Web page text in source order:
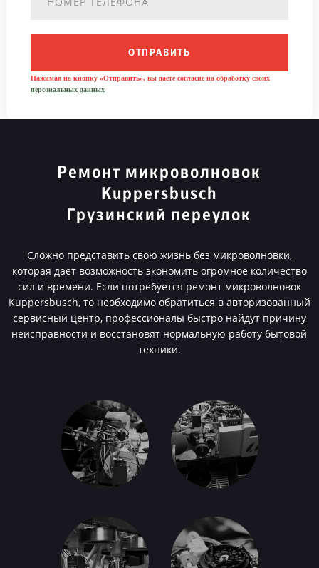
ОТПРАВИТЬ
Нажимая на кнопку «Отправить», вы даете согласие на обработку своих
персональных данных
Ремонт микроволновок
Kuppersbusch
Грузинский переулок
Сложно представить свою жизнь без микроволновки,
которая дает возможность экономить огромное количество
сил и времени. Если потребуется ремонт микроволновок
Kuppersbusch, то необходимо обратиться в авторизованный
сервисный центр, профессионалы быстро найдут причину
неисправности и восстановят нормальную работу бытовой
техники.